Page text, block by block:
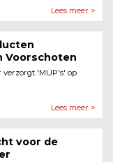
Lees meer >
Voorschoten
verzorgt 'MUP's' op
Lees meer >
voor de